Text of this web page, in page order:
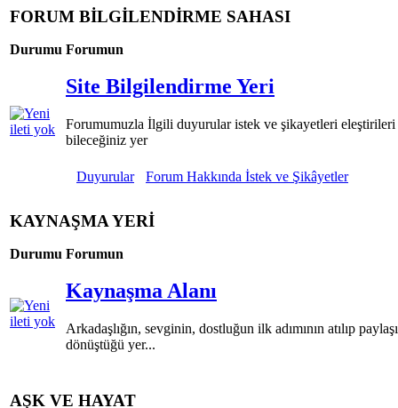
FORUM BİLGİLENDİRME SAHASI
Durumu Forumun
Site Bilgilendirme Yeri
Forumumuzla İlgili duyurular istek ve şikayetleri eleştirileri
bileceğiniz yer
Duyurular Forum Hakkında İstek ve Şikâyetler
KAYNAŞMA YERİ
Durumu Forumun
Kaynaşma Alanı
Arkadaşlığın, sevginin, dostluğun ilk adımının atılıp
dönüştüğü yer...
AŞK VE HAYAT